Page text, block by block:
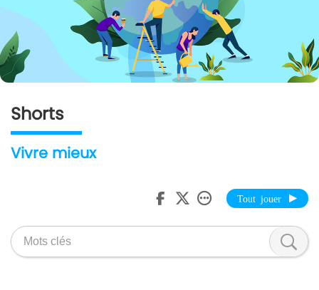
Shorts
Vivre mieux
Tout jouer